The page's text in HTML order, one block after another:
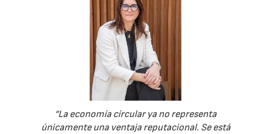
“La economía circular ya no representa
únicamente una ventaja reputacional. Se está